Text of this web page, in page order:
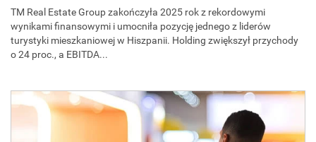
TM Real Estate Group zakończyła 2025 rok z rekordowymi
wynikami finansowymi i umocniła pozycję jednego z liderów
turystyki mieszkaniowej w Hiszpanii. Holding zwiększył przychody
o 24 proc., a EBITDA...